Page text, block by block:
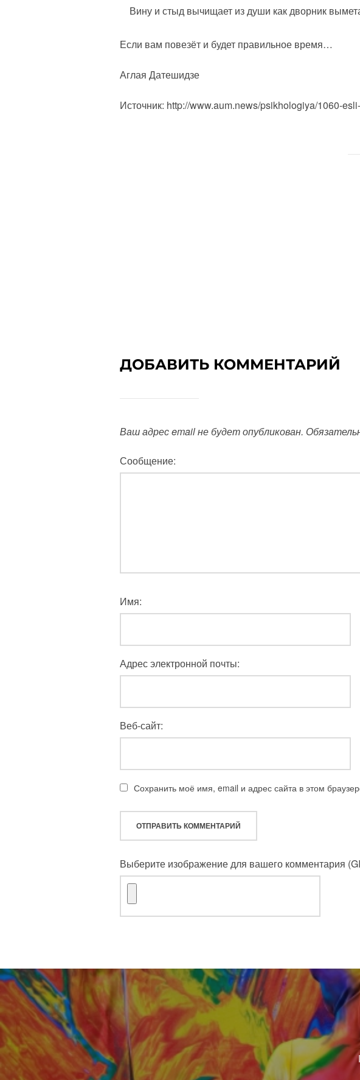
Вину и стыд вычищает из души как дворник
Если вам повезёт и будет правильное время…
Аглая Датешидзе
Источник: http://www.aum.news/psikhologiya/1060-
ДОБАВИТЬ КОММЕНТАРИЙ
Ваш адрес email не будет опубликован.
Сообщение:
Имя:
Адрес электронной почты:
Веб-сайт:
Сохранить моё имя, email и адрес сайта в этом
Выберите изображение для вашего комментария
Навигация
по
записям